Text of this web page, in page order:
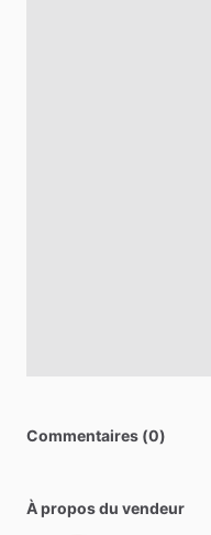
Commentaires (0)
À propos du vendeur